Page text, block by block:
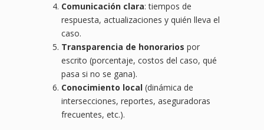
Comunicación clara: tiempos de
respuesta, actualizaciones y quién lleva el
caso.
Transparencia de honorarios por
escrito (porcentaje, costos del caso, qué
pasa si no se gana).
Conocimiento local (dinámica de
intersecciones, reportes, aseguradoras
frecuentes, etc.).